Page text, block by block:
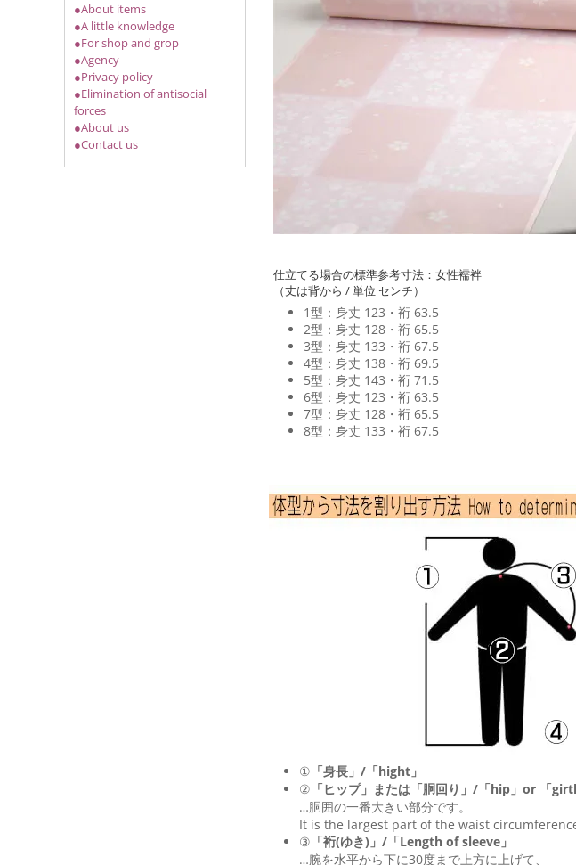
●About items
●A little knowledge
●For shop and grop
●Agency
●Privacy policy
●Elimination of antisocial
forces
●About us
●Contact us
------------------------------
仕立てる場合の標準参考寸法：女性襦袢
（丈は背から / 単位 センチ）
1型：身丈 123・裄 63.5
2型：身丈 128・裄 65.5
3型：身丈 133・裄 67.5
4型：身丈 138・裄 69.5
5型：身丈 143・裄 71.5
6型：身丈 123・裄 63.5
7型：身丈 128・裄 65.5
8型：身丈 133・裄 67.5
① 「身長」/「hight」
② 「ヒップ」または「胴回り」/「hip」or 「
…胴囲の一番大きい部分です。
It is the largest part of the waist
③ 「裄(ゆき)」/「Length of sleeve」
…腕を水平から下に30度まで上方に上げて、